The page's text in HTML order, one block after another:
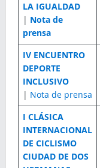
LA IGUALDAD
| Nota de
prensa
IV ENCUENTRO
DEPORTE
INCLUSIVO
| Nota de prensa
I CLÁSICA
INTERNACIONAL
DE CICLISMO
CIUDAD DE DOS